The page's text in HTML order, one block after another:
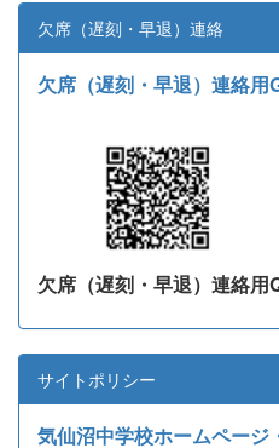
欠席（遅刻・早退）連絡
欠席（遅刻・早退）連絡
欠席（遅刻・早退）連絡用
サイトポリシー
気仙沼中学校ホームペー